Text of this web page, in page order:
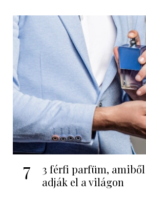
7
3 férfi parfüm,
adják el a világon